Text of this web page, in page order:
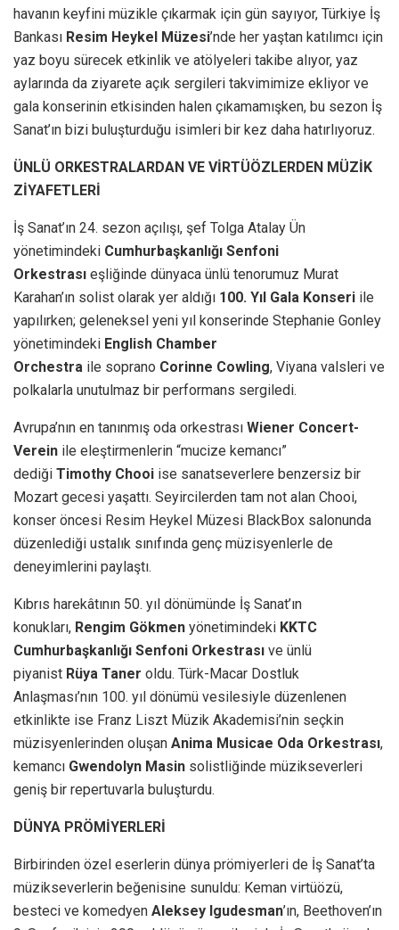
havanın keyfini müzikle çıkarmak için gün sayıyor, Türkiye İş
Bankası Resim Heykel Müzesi’nde her yaştan katılımcı için
yaz boyu sürecek etkinlik ve atölyeleri takibe alıyor, yaz
aylarında da ziyarete açık sergileri takvimimize ekliyor ve
gala konserinin etkisinden halen çıkamamışken, bu sezon İş
Sanat’ın bizi buluşturduğu isimleri bir kez daha hatırlıyoruz.
ÜNLÜ ORKESTRALARDAN VE VİRTÜÖZLERDEN MÜZİK
ZİYAFETLERİ
İş Sanat’ın 24. sezon açılışı, şef Tolga Atalay Ün
yönetimindeki Cumhurbaşkanlığı Senfoni
Orkestrası eşliğinde dünyaca ünlü tenorumuz Murat
Karahan’ın solist olarak yer aldığı 100. Yıl Gala Konseri ile
yapılırken; geleneksel yeni yıl konserinde Stephanie Gonley
yönetimindeki English Chamber
Orchestra ile soprano Corinne Cowling, Viyana valsleri ve
polkalarla unutulmaz bir performans sergiledi.
Avrupa’nın en tanınmış oda orkestrası Wiener Concert-
Verein ile eleştirmenlerin “mucize kemancı”
dediği Timothy Chooi ise sanatseverlere benzersiz bir
Mozart gecesi yaşattı. Seyircilerden tam not alan Chooi,
konser öncesi Resim Heykel Müzesi BlackBox salonunda
düzenlediği ustalık sınıfında genç müzisyenlerle de
deneyimlerini paylaştı.
Kıbrıs harekâtının 50. yıl dönümünde İş Sanat’ın
konukları, Rengim Gökmen yönetimindeki KKTC
Cumhurbaşkanlığı Senfoni Orkestrası ve ünlü
piyanist Rüya Taner oldu. Türk-Macar Dostluk
Anlaşması’nın 100. yıl dönümü vesilesiyle düzenlenen
etkinlikte ise Franz Liszt Müzik Akademisi’nin seçkin
müzisyenlerinden oluşan Anima Musicae Oda Orkestrası,
kemancı Gwendolyn Masin solistliğinde müzikseverleri
geniş bir repertuvarla buluşturdu.
DÜNYA PRÖMİYERLERİ
Birbirinden özel eserlerin dünya prömiyerleri de İş Sanat’ta
müzikseverlerin beğenisine sunuldu: Keman virtüözü,
besteci ve komedyen Aleksey Igudesman’ın, Beethoven’ın